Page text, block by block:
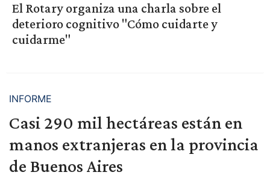
El Rotary organiza una charla sobre el
deterioro cognitivo "Cómo cuidarte y
cuidarme"
INFORME
Casi 290 mil hectáreas están en
manos extranjeras en la provincia
de Buenos Aires